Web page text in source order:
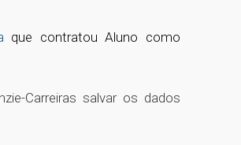
que contratou Aluno como
Carreiras salvar os dados